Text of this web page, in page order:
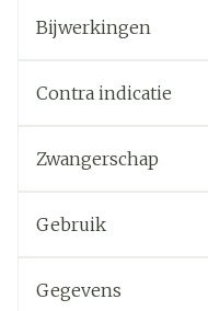
Bijwerkingen
Contra indicatie
Zwangerschap
Gebruik
Gegevens